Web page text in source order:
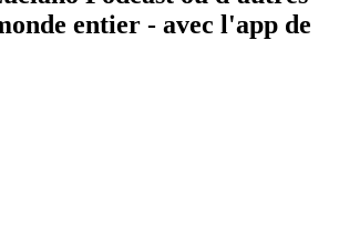
entier - avec l'app de